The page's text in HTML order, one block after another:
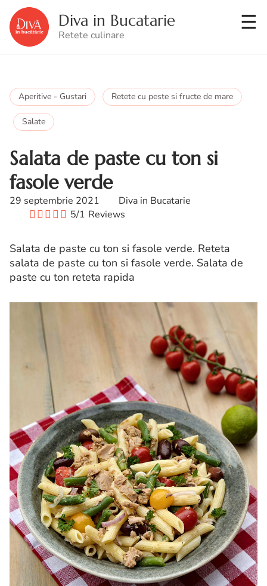
Diva in Bucatarie
Retete culinare
Aperitive - Gustari Retete cu peste si fructe de mare
Salate
Salata de paste cu ton si
fasole verde
29 septembrie 2021
Diva in Bucatarie
5/1 Reviews
Salata de paste cu ton si fasole verde. Reteta
salata de paste cu ton si fasole verde. Salata de
paste cu ton reteta rapida